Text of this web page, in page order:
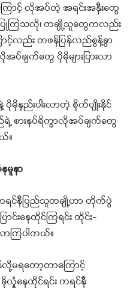
ကြောင့် လိုအပ်တဲ့ အရင်းအနှီးတွေ
ြုကြသလို၊ တချို့သူတွေကလည်း
ောင့်လည်း တဖန်ပြန်လည်စွန့်ခွာ
ပ်ချက်တွေ ပိုမိုများပြားလာ
ပိုမိုနည်းပါးလာတဲ့ စိုက်ပျိုးနိုင်
စားနပ်ရိက္ခာလိုအပ်ချက်တွေ
။
မူနာ
ရင်နီပြည်သူတချို့ဟာ တိုက်ပွဲ
င်းနေထိုင်ကြရင်း ထိုင်း-
ကြပါတယ်။
လို့မရတော့တာကြောင့်
ခိုလှုံနေထိုင်ရင်း ကရင်နီ